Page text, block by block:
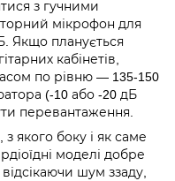
з гучними
мікрофон для
Якщо планується
кабінетів,
по рівню — 135-150
(-10 або -20 дБ
перевантаження.
якого боку і як саме
моделі добре
шум ззаду,